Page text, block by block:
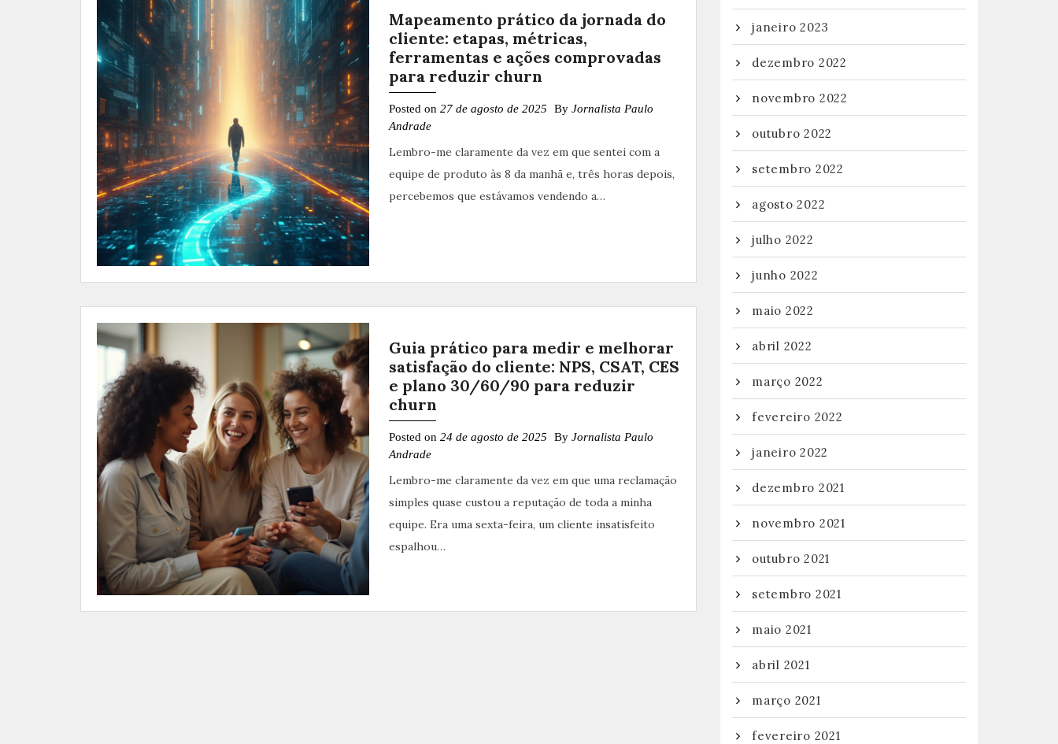
Mapeamento prático da jornada do
cliente: etapas, métricas,
ferramentas e ações comprovadas
para reduzir churn
Posted on 27 de agosto de 2025 By Jornalista Paulo
Andrade
Lembro-me claramente da vez em que sentei com a
equipe de produto às 8 da manhã e, três horas depois,
percebemos que estávamos vendendo a…
Guia prático para medir e melhorar
satisfação do cliente: NPS, CSAT, CES
e plano 30/60/90 para reduzir
churn
Posted on 24 de agosto de 2025 By Jornalista Paulo
Andrade
Lembro-me claramente da vez em que uma reclamação
simples quase custou a reputação de toda a minha
equipe. Era uma sexta-feira, um cliente insatisfeito
espalhou…
janeiro 2023
dezembro 2022
novembro 2022
outubro 2022
setembro 2022
agosto 2022
julho 2022
junho 2022
maio 2022
abril 2022
março 2022
fevereiro 2022
janeiro 2022
dezembro 2021
novembro 2021
outubro 2021
setembro 2021
maio 2021
abril 2021
março 2021
fevereiro 2021